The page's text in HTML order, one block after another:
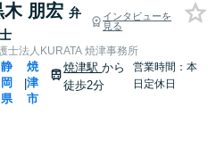
木 朋宏 弁
インタビューを
見る
士法人KURATA 焼津事務所
静
岡
県
|
焼
津
市
焼津駅から
徒歩2分
営業時間：本
日定休日